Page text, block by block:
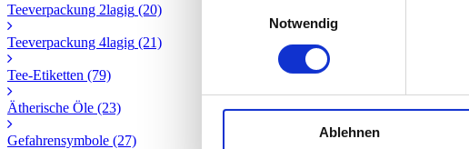
Notwendig
Ablehnen
Teeverpackung 2lagig (20)
Teeverpackung 4lagig (21)
Tee-Etiketten (79)
Ätherische Öle (23)
Gefahrensymbole (27)